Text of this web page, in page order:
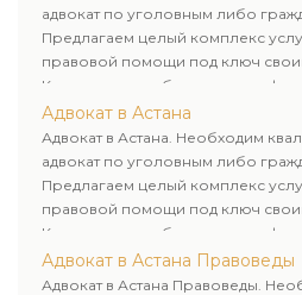
адвокат по уголовным либо
Предлагаем целый комплекс
правовой помощи под ключ
Комплексное обслуживание
лиц. Индивидуальный подход к
Адвокат в Астана
Адвокат в Астана. Необходим
адвокат по уголовным либо
Предлагаем целый комплекс
правовой помощи под ключ
Комплексное обслуживание
лиц. Индивидуальный подход к
Адвокат в Астана Правоведы
Адвокат в Астана Правоведы.